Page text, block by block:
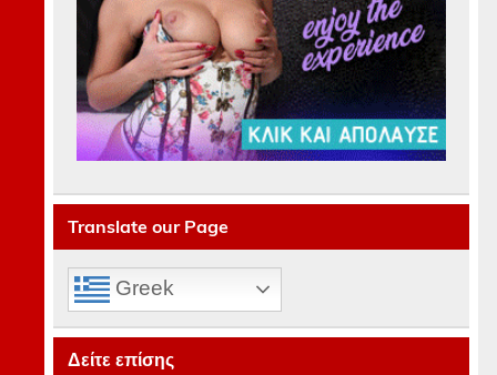
Translate our Page
Greek
Δείτε επίσης